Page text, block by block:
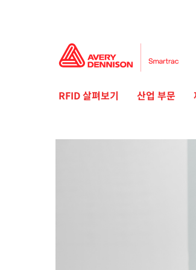
RFID 살펴보기 산업 부문